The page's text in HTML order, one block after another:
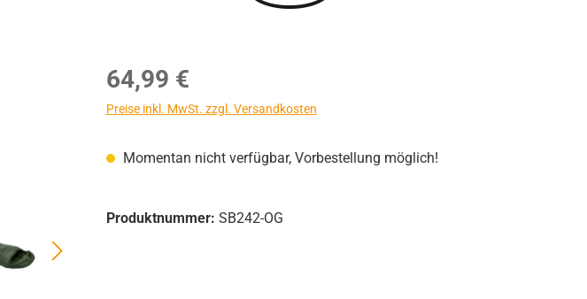
Regulärer Preis:
64,99 €
Preise inkl. MwSt. zzgl. Versandkosten
Momentan nicht verfügbar, Vorbestellung möglich!
Produktnummer: SB242-OG